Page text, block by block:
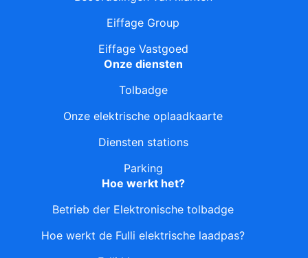
Eiffage Group
Eiffage Vastgoed
Onze diensten
Tolbadge
Onze elektrische oplaadkaarte
Diensten stations
Parking
Hoe werkt het?
Betrieb der Elektronische tolbadge
Hoe werkt de Fulli elektrische laadpas?